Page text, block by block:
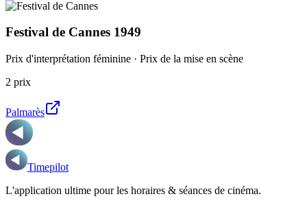
Festival de Cannes 1949
Prix d'interprétation féminine · Prix de la mise en scène
2 prix
Palmarès
Timepilot
L'application ultime pour les horaires & séances de cinéma.